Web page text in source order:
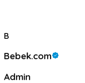
B
Bebek.com
Admin